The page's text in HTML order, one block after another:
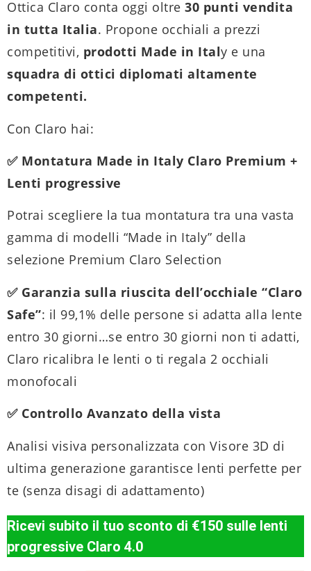
Ottica Claro conta oggi oltre 30 punti vendita
in tutta Italia. Propone occhiali a prezzi
competitivi, prodotti Made in Italy e una
squadra di ottici diplomati altamente
competenti.
Con Claro hai:
✅ Montatura Made in Italy Claro Premium +
Lenti progressive
Potrai scegliere la tua montatura tra una vasta
gamma di modelli “Made in Italy” della
selezione Premium Claro Selection
✅ Garanzia sulla riuscita dell’occhiale “Claro
Safe”: il 99,1% delle persone si adatta alla lente
entro 30 giorni…se entro 30 giorni non ti adatti,
Claro ricalibra le lenti o ti regala 2 occhiali
monofocali
✅ Controllo Avanzato della vista
Analisi visiva personalizzata con Visore 3D di
ultima generazione garantisce lenti perfette per
te (senza disagi di adattamento)
Ricevi subito il tuo sconto di €150 sulle lenti
progressive Claro 4.0